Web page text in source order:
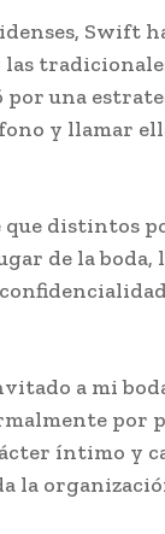
Swift
las
por una
y llamar
que distintos
de la
a mi
por
íntimo y
la